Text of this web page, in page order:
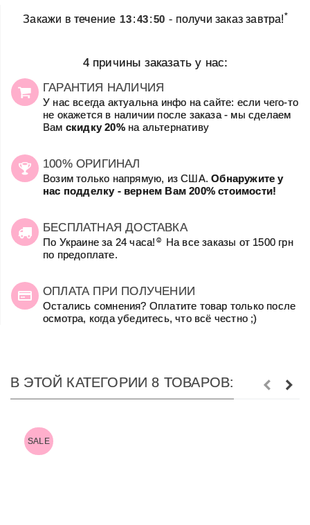
Закажи в течение 13:43:50 - получи заказ завтра!*
4 причины заказать у нас:
ГАРАНТИЯ НАЛИЧИЯ
У нас всегда актуальна инфо на сайте: если чего-то
не окажется в наличии после заказа - мы сделаем
Вам скидку 20%на альтернативу
100% ОРИГИНАЛ
Возим только напрямую, из США.Обнаружите у
нас подделку - вернем Вам 200% стоимости!
БЕСПЛАТНАЯ ДОСТАВКА
По Украине за 24 часа! ☺
На все заказы от 1500 грн
по предоплате.
ОПЛАТА ПРИ ПОЛУЧЕНИИ
Остались сомнения? Оплатите товар только после
осмотра, когда убедитесь, что всё честно ;)
В ЭТОЙ КАТЕГОРИИ 8 ТОВАРОВ:
SALE